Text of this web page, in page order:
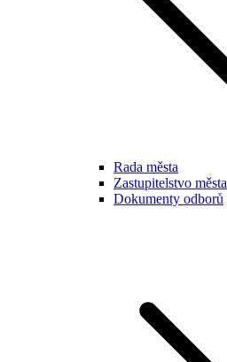
Rada města
Zastupitelstvo města
Dokumenty odborů